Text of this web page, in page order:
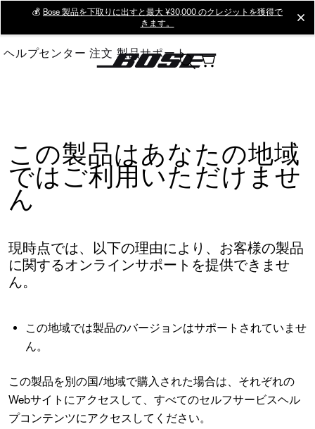
Main
💰 Bose 製品を下取りに出すと最大 ¥30,000 のクレジットを獲得で
きます。
ヘルプセンター 注文 製品サポート
この製品はあなたの地域
ではご利用いただけませ
ん
現時点では、以下の理由により、お客様の製品
に関するオンラインサポートを提供できませ
ん。
この地域では製品のバージョンはサポートされていませ
ん。
この製品を別の国/地域で購入された場合は、それぞれの
Webサイトにアクセスして、すべてのセルフサービスヘル
プコンテンツにアクセスしてください。